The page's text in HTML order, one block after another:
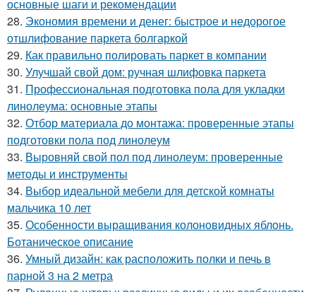
основные шаги и рекомендации
28. Экономия времени и денег: быстрое и недорогое
отшлифование паркета болгаркой
29. Как правильно полировать паркет в компании
30. Улучшай свой дом: ручная шлифовка паркета
31. Профессиональная подготовка пола для укладки
линолеума: основные этапы
32. Отбор материала до монтажа: проверенные этапы
подготовки пола под линолеум
33. Выровняй свой пол под линолеум: проверенные
методы и инструменты
34. Выбор идеальной мебели для детской комнаты
мальчика 10 лет
35. Особенности выращивания колоновидных яблонь.
Ботаническое описание
36. Умный дизайн: как расположить полки и печь в
парной 3 на 2 метра